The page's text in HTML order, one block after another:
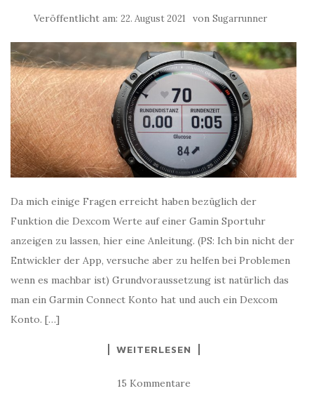
Veröffentlicht am: 22. August 2021 von Sugarrunner
Da mich einige Fragen erreicht haben bezüglich der
Funktion die Dexcom Werte auf einer Gamin Sportuhr
anzeigen zu lassen, hier eine Anleitung. (PS: Ich bin nicht der
Entwickler der App, versuche aber zu helfen bei Problemen
wenn es machbar ist) Grundvoraussetzung ist natürlich das
man ein Garmin Connect Konto hat und auch ein Dexcom
Konto. […]
WEITERLESEN
15 Kommentare